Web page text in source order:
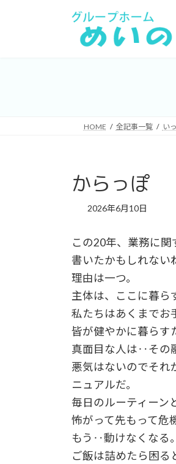
HOME 全記事一覧 い
からっぽ
2026年6月10日
この20年、業務に
書いたかもしれない
理由は一つ。
主体は、ここに暮ら
私たちはあくまでお
皆が健やかに暮らす
真面目な人は‥その
悪気はないのでそれ
ニュアルだ。
毎日のルーティーン
怖がって先もって危
もう‥動けなくなる。
ご飯は詰めたら困る